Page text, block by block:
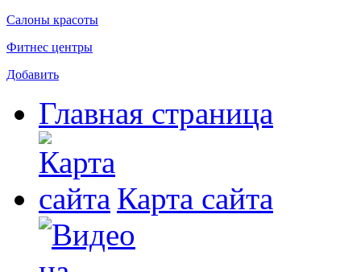
Салоны красоты
Фитнес центры
Добавить
Главная страница
Карта сайта